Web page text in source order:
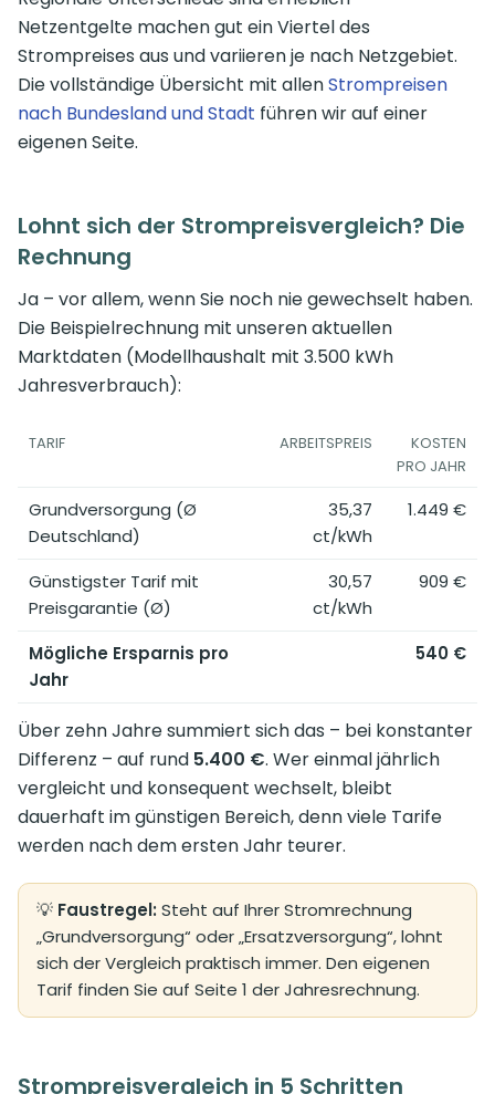
Netzentgelte machen gut ein Viertel des
Strompreises aus und variieren je nach Netzgebiet.
Die vollständige Übersicht mit allenStrompreisen
nach Bundesland und Stadt führen wir auf einer
eigenen Seite.
Lohnt sich der Strompreisvergleich? Die
Rechnung
Ja – vor allem, wenn Sie noch nie gewechselt haben.
Die Beispielrechnung mit unseren aktuellen
Marktdaten (Modellhaushalt mit 3.500 kWh
Jahresverbrauch):
TARIF ARBEITSPREIS
KOSTEN
PRO JAHR
Grundversorgung (Ø
Deutschland)
35,37
ct/kWh
1.449 €
Günstigster Tarif mit
Preisgarantie (Ø)
30,57
ct/kWh
909 €
Mögliche Ersparnis pro
Jahr
540 €
Über zehn Jahre summiert sich das – bei konstanter
Differenz – auf rund 5.400 €. Wer einmal jährlich
vergleicht und konsequent wechselt, bleibt
dauerhaft im günstigen Bereich, denn viele Tarife
werden nach dem ersten Jahr teurer.
💡 Faustregel: Steht auf Ihrer Stromrechnung
„Grundversorgung“ oder „Ersatzversorgung“, lohnt
sich der Vergleich praktisch immer. Den eigenen
Tarif finden Sie auf Seite 1 der Jahresrechnung.
Strompreisvergleich in 5 Schritten